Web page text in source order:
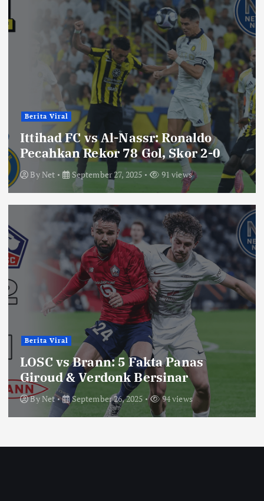
Berita Viral
Ittihad FC vs Al-Nassr: Ronaldo
Pecahkan Rekor 78 Gol, Skor 2-0
ByNet September 27, 2025 91 views
Berita Viral
LOSC vs Brann: 5 Fakta Panas
Giroud & Verdonk Bersinar
ByNet September 26, 2025 94 views